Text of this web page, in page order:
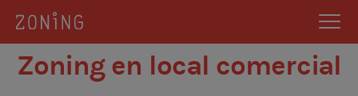
Zoning en local comercial